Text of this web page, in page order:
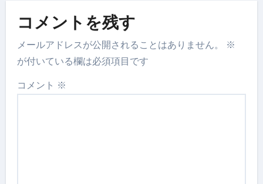
コメントを残す
メールアドレスが公開されることはありません。
※
が付いている欄は必須項目です
コメント ※